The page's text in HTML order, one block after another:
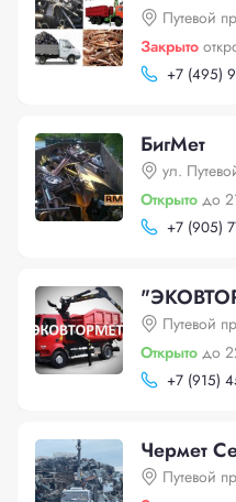
Путевой
Закрыто
+7 (495)
БигМет
ул.
Открыто до
+7 (905)
Путевой
Открыто до
+7 (915)
Чермет
Путевой